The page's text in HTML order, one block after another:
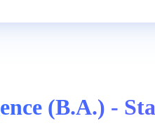
(B.A.) -